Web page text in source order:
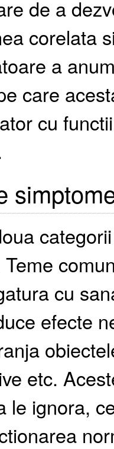
de a
corelata
a
care
cu
cu
efecte
etc.
le ignora,